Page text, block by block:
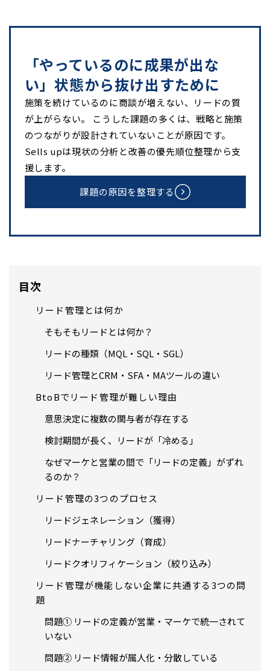
「やっているのに成果が出な
い」状態から抜け出すために
施策を続けているのに商談が増えない、リードの質
が上がらない。 こうした課題の多くは、戦略と施策
のつながりが設計されていないことが原因です。
Sells upは現状の分析と改善の優先順位整理から支
援します。
課題の原因を整理する
目次
リード管理とは何か
そもそもリードとは何か？
リードの種類（MQL・SQL・SGL）
リード管理とCRM・SFA・MAツールの違い
BtoBでリード管理が難しい理由
意思決定に複数の関与者が存在する
検討期間が長く、リードが「冷める」
なぜマーケと営業の間で「リードの定義」がずれ
るのか？
リード管理の3つのプロセス
リードジェネレーション（獲得）
リードナーチャリング（育成）
リードクオリフィケーション（絞り込み）
リード管理が機能しない企業に共通する3つの問
題
問題① リードの定義が営業・マーケで統一されて
いない
問題② リード情報が属人化・分散している